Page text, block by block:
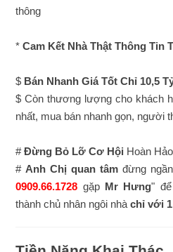
thông
* Cam Kết Nhà Thật Thông Tin
$ Bán Nhanh Giá Tốt Chỉ 10,5
$ Còn thương lượng cho khách
nhất, mua bán nhanh gọn, người
#Đừng Bỏ Lỡ Cơ Hội Hoàn
# Anh Chị quan tâmđừng
0909.66.1728 gặp Mr Hưng"
thành chủ nhân ngôi nhàchỉ với